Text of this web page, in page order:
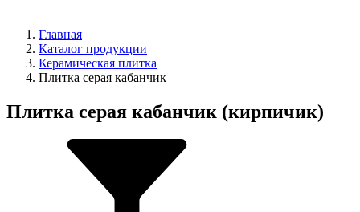
Главная
Каталог продукции
Керамическая плитка
Плитка серая кабанчик
Плитка серая кабанчик (кирпичик)